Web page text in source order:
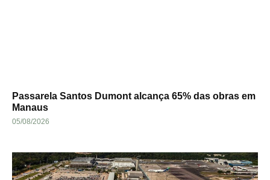
Passarela Santos Dumont alcança 65% das obras em
Manaus
05/08/2026